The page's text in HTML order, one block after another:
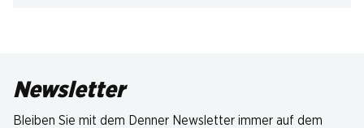
Newsletter
Bleiben Sie mit dem Denner Newsletter immer auf dem